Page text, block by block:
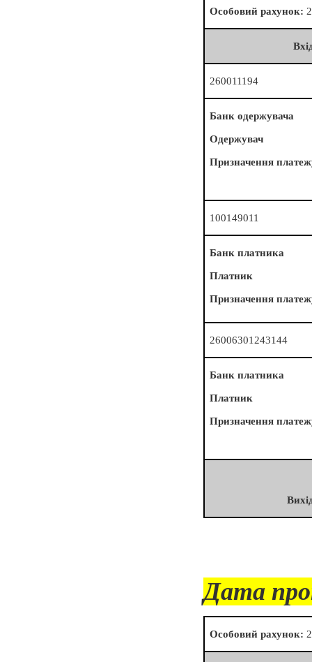
Особовий рахунок:
260011194
Банк одержувача
Одержувач
Призначення
100149011
Банк платника
Платник
Призначення
26006301243144
Банк платника
Платник
Призначення
Дата
Особовий рахунок: